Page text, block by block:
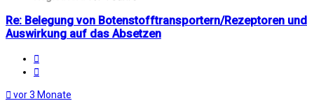
Re: Belegung von Botenstofftransportern/Rezeptoren und
Auswirkung auf das Absetzen
vor 3 Monate